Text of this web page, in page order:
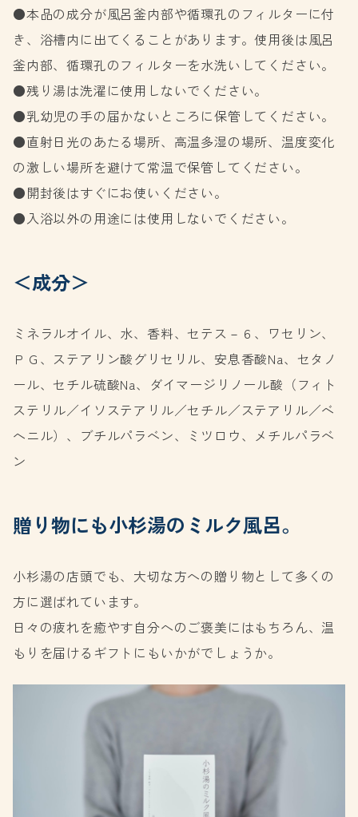
●本品の成分が風呂釜内部や循環孔のフィルターに付
き、浴槽内に出てくることがあります。使用後は風呂
釜内部、循環孔のフィルターを水洗いしてください。
●残り湯は洗濯に使用しないでください。
●乳幼児の手の届かないところに保管してください。
●直射日光のあたる場所、高温多湿の場所、温度変化
の激しい場所を避けて常温で保管してください。
●開封後はすぐにお使いください。
●入浴以外の用途には使用しないでください。
＜成分＞
ミネラルオイル、水、香料、セテス－６、ワセリン、
ＰＧ、ステアリン酸グリセリル、安息香酸Na、セタノ
ール、セチル硫酸Na、ダイマージリノール酸（フィト
ステリル／イソステアリル／セチル／ステアリル／ベ
ヘニル）、ブチルパラベン、ミツロウ、メチルパラベ
ン
贈り物にも小杉湯のミルク風呂。
小杉湯の店頭でも、大切な方への贈り物として多くの
方に選ばれています。
日々の疲れを癒やす自分へのご褒美にはもちろん、温
もりを届けるギフトにもいかがでしょうか。